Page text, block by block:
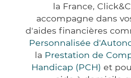
la France,
accompagne dans
d'aides financières
Personnalisée
la Prestation de
Handicap (PCH) et